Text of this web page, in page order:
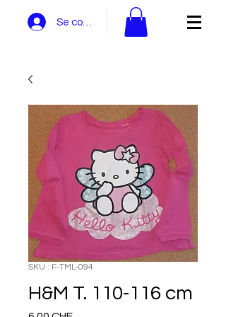
Se connecter
SKU : F-TML-094
H&M T. 110-116 cm